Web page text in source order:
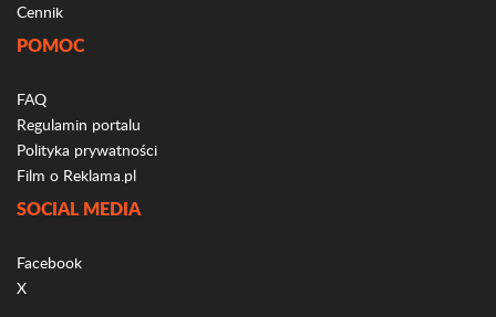
Cennik
POMOC
FAQ
Regulamin portalu
Polityka prywatności
Film o Reklama.pl
SOCIAL MEDIA
Facebook
X